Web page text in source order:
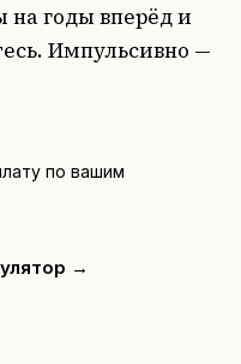
на годы вперёд и
Импульсивно —
по вашим
→